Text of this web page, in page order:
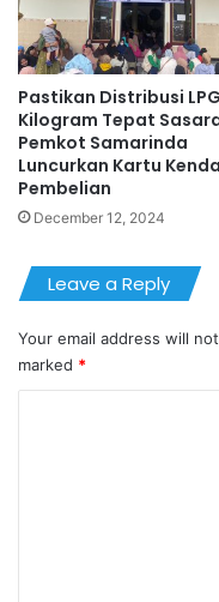
Pastikan Distribusi
Kilogram Tepat
Pemkot Samarinda
Luncurkan Kartu
Pembelian
December 12, 2024
Leave a Reply
Your email address will
marked *